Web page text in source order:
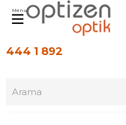
444 1 892
Menu